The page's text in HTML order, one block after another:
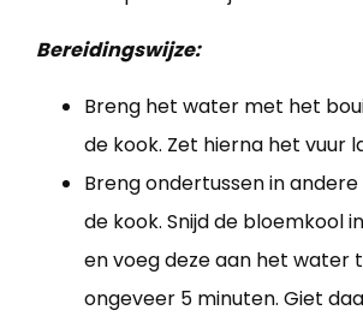
Bereidingswijze:
Breng het water met het
de kook. Zet hierna het vuur
Breng ondertussen in
de kook. Snijd de bloemkool
en voeg deze aan het water
ongeveer 5 minuten. Giet